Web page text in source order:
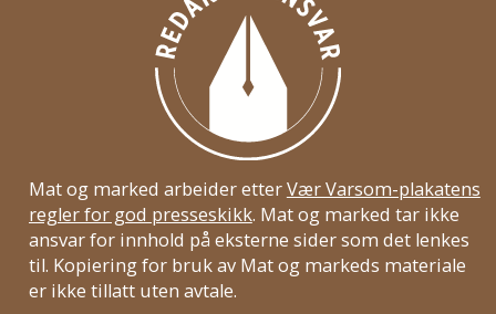
Mat og marked arbeider etterVær Varsom-plakatens
regler for god presseskikk. Mat og marked tar ikke
ansvar for innhold på eksterne sider som det lenkes
til. Kopiering for bruk av Mat og markeds materiale
er ikke tillatt uten avtale.